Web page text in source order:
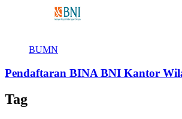
BUMN
Pendaftaran BINA BNI Kantor
Tag